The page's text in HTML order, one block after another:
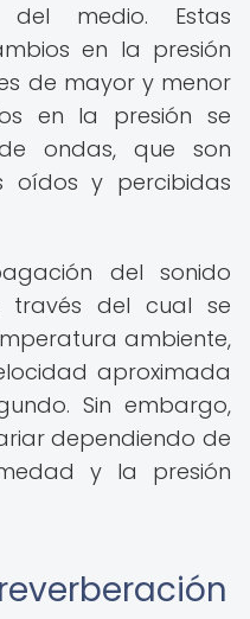
medio. Estas
en la presión
de mayor y menor
en la presión se
ondas, que son
oídos y percibidas
del sonido
del cual se
ambiente,
aproximada
Sin embargo,
dependiendo de
y la presión